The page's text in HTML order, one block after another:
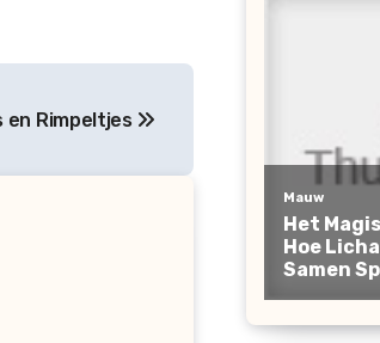
en Rimpeltjes